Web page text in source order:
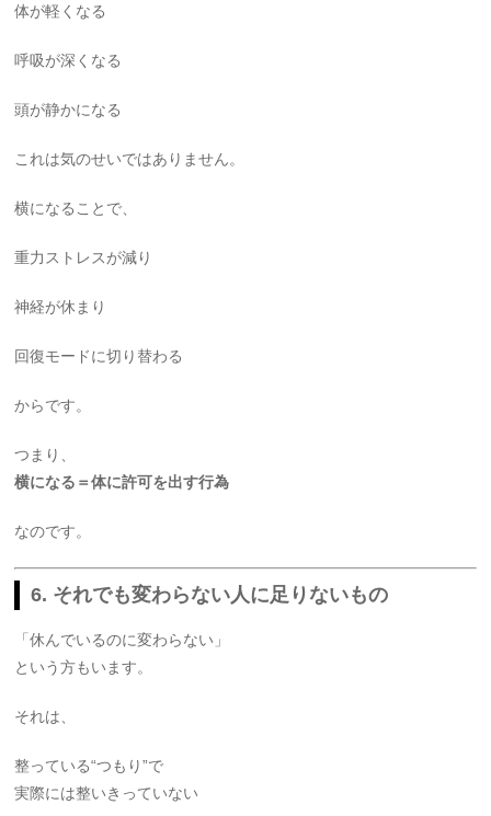
体が軽くなる
呼吸が深くなる
頭が静かになる
これは気のせいではありません。
横になることで、
重力ストレスが減り
神経が休まり
回復モードに切り替わる
からです。
つまり、
横になる＝体に許可を出す行為
なのです。
6. それでも変わらない人に足りないもの
「休んでいるのに変わらない」
という方もいます。
それは、
整っている“つもり”で
実際には整いきっていない